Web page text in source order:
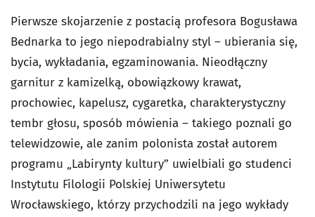
Pierwsze skojarzenie z postacią profesora Bogusława
Bednarka to jego niepodrabialny styl – ubierania się,
bycia, wykładania, egzaminowania. Nieodłączny
garnitur z kamizelką, obowiązkowy krawat,
prochowiec, kapelusz, cygaretka, charakterystyczny
tembr głosu, sposób mówienia – takiego poznali go
telewidzowie, ale zanim polonista został autorem
programu „Labirynty kultury” uwielbiali go studenci
Instytutu Filologii Polskiej Uniwersytetu
Wrocławskiego, którzy przychodzili na jego wykłady